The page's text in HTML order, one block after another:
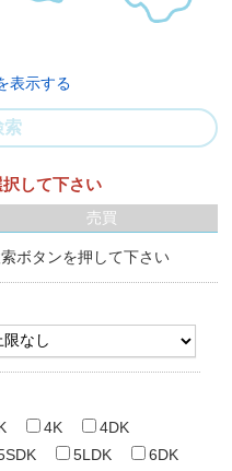
表示する
索
して下さい
売買
ボタンを押して下さい
4K
4DK
5LDK
6DK